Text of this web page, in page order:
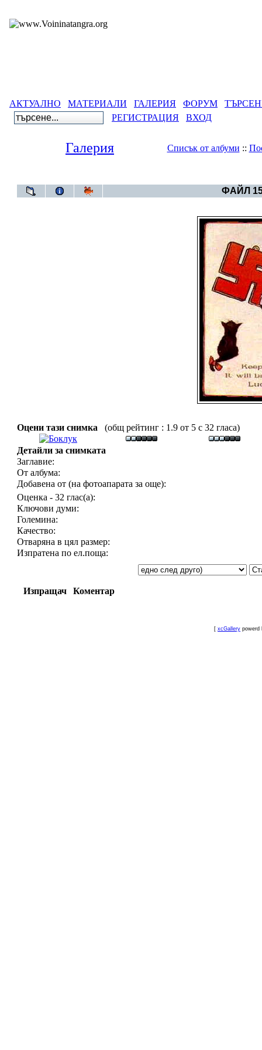
АКТУАЛНО МАТЕРИАЛИ ГАЛЕРИЯ ФОРУМ
РЕГИСТРАЦИЯ
ВХОД
Галерия Списък от албуми ::
ФАЙЛ
Оцени тази снимка (общ рейтинг : 1.9 от 5 с 32 гласа)
Детайли за снимката
Заглавие:
От албума:
Добавена от (на фотоапарата за още):
Оценка - 32 глас(а):
Ключови думи:
Големина:
Качество:
Отваряна в цял размер:
Изпратена по ел.поща:
Изпращач Коментар
[ xcGallery